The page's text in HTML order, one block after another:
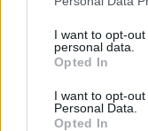
I want to opt-
personal data.
Opted In
I want to opt-
Personal Data.
Opted In